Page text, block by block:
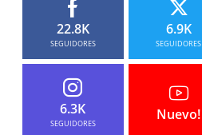
22.8K
SEGUIDORES
6.9K
SEGUIDORES
6.3K
SEGUIDORES
Nuevo!